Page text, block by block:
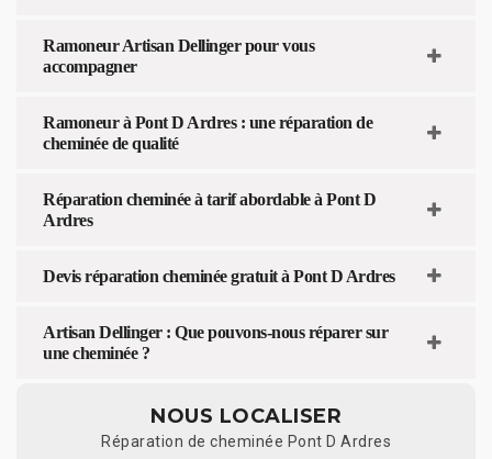
Ramoneur Artisan Dellinger pour vous
accompagner
Ramoneur à Pont D Ardres : une réparation de
cheminée de qualité
Réparation cheminée à tarif abordable à Pont D
Ardres
Devis réparation cheminée gratuit à Pont D Ardres
Artisan Dellinger : Que pouvons-nous réparer sur
une cheminée ?
NOUS LOCALISER
Réparation de cheminée Pont D Ardres